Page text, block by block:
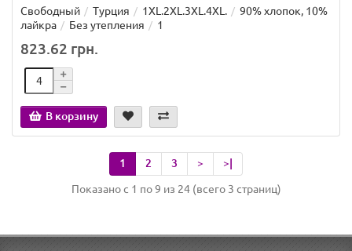
Свободный Турция 1XL.2XL.3XL.4XL.
90% хлопок, 10%
лайкра
Без утепления 1
823.62 грн.
В корзину
1 2 3 > >|
Показано с 1 по 9 из 24 (всего 3 страниц)